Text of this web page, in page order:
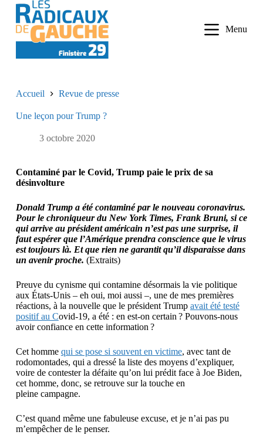
n
Menu
Accueil Revue de presse
Une leçon pour Trump ?
3 octobre 2020
Contaminé par le Covid, Trump paie le prix de sa
désinvolture
Donald Trump a été contaminé par le nouveau coronavirus.
Pour le chroniqueur du New York Times, Frank Bruni, si ce
qui arrive au président américain n’est pas une surprise, il
faut espérer que l’Amérique prendra conscience que le virus
est toujours là. Et que rien ne garantit qu’il disparaisse dans
un avenir proche. (Extraits)
Preuve du cynisme qui contamine désormais la vie politique
aux États-Unis – eh oui, moi aussi –, une de mes premières
réactions, à la nouvelle que le président Trump avait été testé
positif au Covid-19, a été : en est-on certain ? Pouvons-nous
avoir confiance en cette information ?
Cet homme qui se pose si souvent en victime, avec tant de
rodomontades, qui a dressé la liste des moyens d’expliquer,
voire de contester la défaite qu’on lui prédit face à Joe Biden,
cet homme, donc, se retrouve sur la touche en
pleine campagne.
C’est quand même une fabuleuse excuse, et je n’ai pas pu
m’empêcher de le penser.